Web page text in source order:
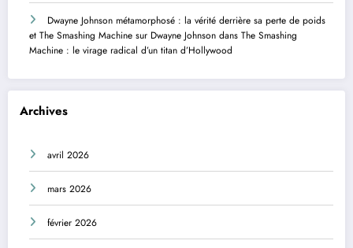
Dwayne Johnson métamorphosé : la vérité derrière sa perte de poids
et The Smashing Machine sur Dwayne Johnson dans The Smashing
Machine : le virage radical d’un titan d’Hollywood
Archives
avril 2026
mars 2026
février 2026